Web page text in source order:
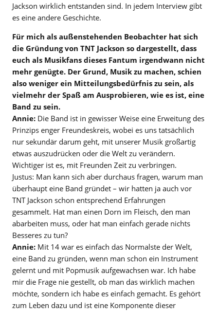
Jackson wirklich entstanden sind. In jedem Interview gibt
es eine andere Geschichte.
Für mich als außenstehenden Beobachter hat sich
die Gründung von TNT Jackson so dargestellt, dass
euch als Musikfans dieses Fantum irgendwann nicht
mehr genügte. Der Grund, Musik zu machen, schien
also weniger ein Mitteilungsbedürfnis zu sein, als
vielmehr der Spaß am Ausprobieren, wie es ist, eine
Band zu sein.
Annie: Die Band ist in gewisser Weise eine Erweitung des
Prinzips enger Freundeskreis, wobei es uns tatsächlich
nur sekundär darum geht, mit unserer Musik großartig
etwas auszudrücken oder die Welt zu verändern.
Wichtiger ist es, mit Freunden Zeit zu verbringen.
Justus: Man kann sich aber durchaus fragen, warum man
überhaupt eine Band gründet – wir hatten ja auch vor
TNT Jackson schon entsprechend Erfahrungen
gesammelt. Hat man einen Dorn im Fleisch, den man
abarbeiten muss, oder hat man einfach gerade nichts
Besseres zu tun?
Annie: Mit 14 war es einfach das Normalste der Welt,
eine Band zu gründen, wenn man schon ein Instrument
gelernt und mit Popmusik aufgewachsen war. Ich habe
mir die Frage nie gestellt, ob man das wirklich machen
möchte, sondern ich habe es einfach gemacht. Es gehört
zum Leben dazu und ist eine Komponente dieser